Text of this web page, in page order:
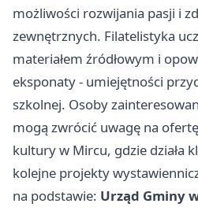
możliwości rozwijania pasji i
zewnętrznych. Filatelistyka
materiałem źródłowym i
eksponaty - umiejętności
szkolnej. Osoby
mogą zwrócić uwagę na
kultury w Mircu, gdzie działa
kolejne projekty
na podstawie: Urząd Gminy